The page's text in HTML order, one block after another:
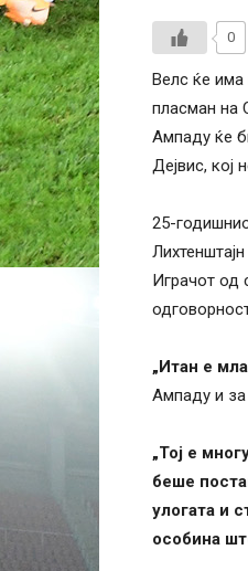
0
Велс ќе има
пласман на
Ампаду ќе
Дејвис, кој
25-
Играчот од
„Итан е
Ампаду и
„Тој е
беше
улогата и
особина